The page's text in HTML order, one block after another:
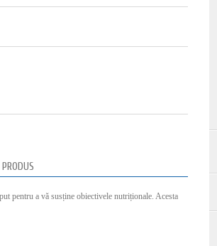
pentru a vă susține obiectivele nutriționale. Acesta